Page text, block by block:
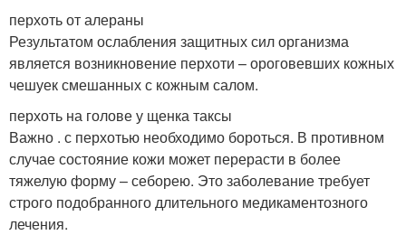
перхоть от алераны
Результатом ослабления защитных сил организма
является возникновение перхоти – ороговевших кожных
чешуек смешанных с кожным салом.
перхоть на голове у щенка таксы
Важно . с перхотью необходимо бороться. В противном
случае состояние кожи может перерасти в более
тяжелую форму – себорею. Это заболевание требует
строго подобранного длительного медикаментозного
лечения.